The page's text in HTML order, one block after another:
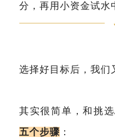
分，再用小资金试水
选择好目标后，我们
其实很简单，和挑
五个步骤 ：